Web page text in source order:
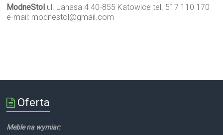
ModneStol ul. Janasa 4 40-855 Katowice tel. 517 110 170
e-mail: modnestol@gmail.com
Oferta
Meble na wymiar: